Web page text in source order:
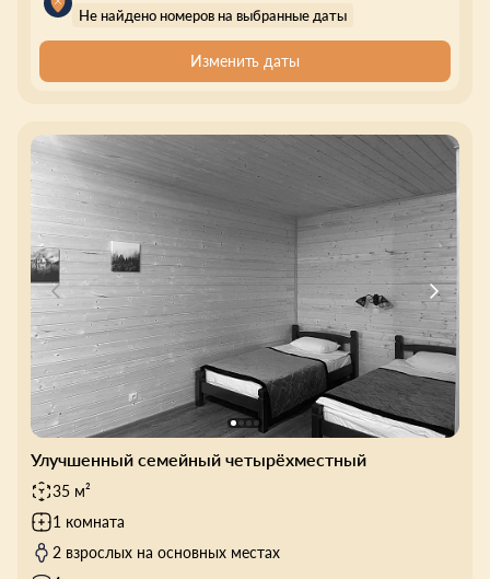
Не найдено номеров на выбранные даты
Изменить даты
Улучшенный семейный четырёхместный
35 м²
1 комната
2 взрослых на основных местах